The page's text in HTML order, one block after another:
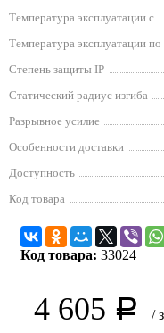
Температура эксплуатации с
Температура эксплуатации по
Степень защиты IP
Статический радиус изгиба
Разрывное усилие
Особенности доставки
Доступность
Код товара
Код товара: 33024
4 605 Р /